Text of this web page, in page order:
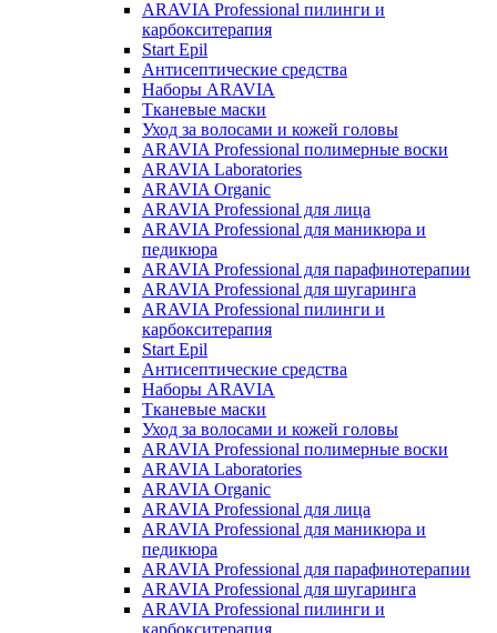
ARAVIA Professional пилинги и
карбокситерапия
Start Epil
Антисептические средства
Наборы ARAVIA
Тканевые маски
Уход за волосами и кожей головы
ARAVIA Professional полимерные воски
ARAVIA Laboratories
ARAVIA Organic
ARAVIA Professional для лица
ARAVIA Professional для маникюра и
педикюра
ARAVIA Professional для парафинотерапии
ARAVIA Professional для шугаринга
ARAVIA Professional пилинги и
карбокситерапия
Start Epil
Антисептические средства
Наборы ARAVIA
Тканевые маски
Уход за волосами и кожей головы
ARAVIA Professional полимерные воски
ARAVIA Laboratories
ARAVIA Organic
ARAVIA Professional для лица
ARAVIA Professional для маникюра и
педикюра
ARAVIA Professional для парафинотерапии
ARAVIA Professional для шугаринга
ARAVIA Professional пилинги и
карбокситерапия